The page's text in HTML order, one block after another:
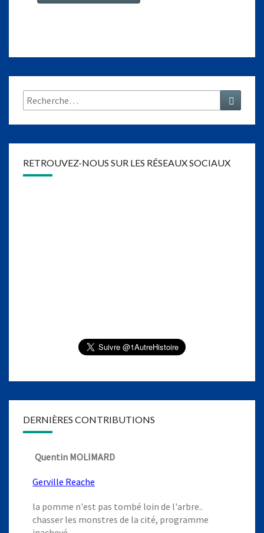
Rechercher :
RETROUVEZ-NOUS SUR LES RÉSEAUX SOCIAUX
DERNIÈRES CONTRIBUTIONS
Quentin MOLIMARD
Gerville Reache
la pomme n'est pas tombé loin de l'arbre..
chasser les monstres de la cité, programme